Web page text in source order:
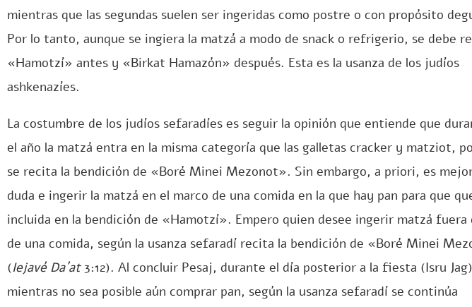
mientras que las segundas suelen ser ingeridas como postre o con propósito
Por lo tanto, aunque se ingiera la matzá a modo de snack o refrigerio, se debe
«Hamotzí» antes y «Birkat Hamazón» después. Esta es la usanza de los judíos
ashkenazíes.
La costumbre de los judíos sefaradíes es seguir la opinión que entiende que
el año la matzá entra en la misma categoría que las galletas cracker y matziot,
se recita la bendición de «Boré Minei Mezonot». Sin embargo, a priori, es
duda e ingerir la matzá en el marco de una comida en la que hay pan para que
incluida en la bendición de «Hamotzí». Empero quien desee ingerir matzá fuera
de una comida, según la usanza sefaradí recita la bendición de «Boré Minei
(Iejavé Da´at3:12). Al concluir Pesaj, durante el día posterior a la fiesta (Isru
mientras no sea posible aún comprar pan, según la usanza sefaradí se continúa